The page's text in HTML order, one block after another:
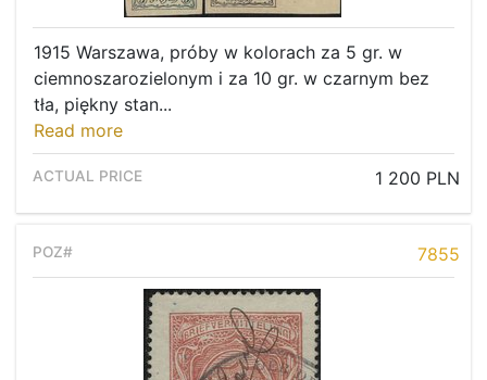
1915 Warszawa, próby w kolorach za 5 gr. w
ciemnoszarozielonym i za 10 gr. w czarnym bez
tła, piękny stan...
Read more
1 200 PLN
7855